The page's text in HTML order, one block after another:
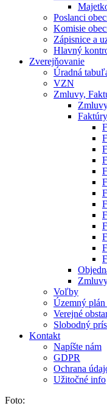
Poslanci
Komisie
Zápisnice a
Hlavný
Zverejňovanie
Úradná
VZN
Zmluvy,
Voľby
Územný plán
Verejné
Slobodný
Kontakt
Napíšte nám
GDPR
Ochrana
Užitočné info
Foto: